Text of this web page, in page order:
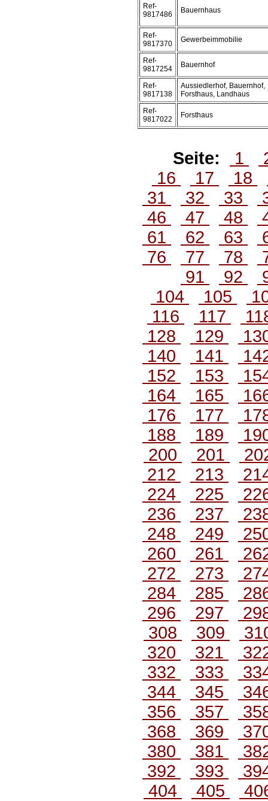
Ref-
9817486
Bauernhaus
Ref-
9817370
Gewerbeimmobilie
Ref-
9817254
Bauernhof
Ref-
9817138
Aussiedlerhof, Bauernhof,
Forsthaus, Landhaus
Ref-
9817022
Forsthaus
Seite: 1
16
17 18
31
32 33
46
47 48
61
62 63
76
77 78
91
92
104
105
116
117
128
129
140
141
152
153
164
165
176
177
188
189
200
201
212
213
224
225
236
237
248
249
260
261
272
273
284
285
296
297
308
309
320
321
332
333
344
345
356
357
368
369
380
381
392
393
404
405